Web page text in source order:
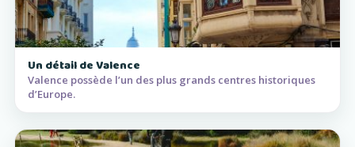
Un détail de Valence
Valence possède l’un des plus grands centres historiques
d’Europe.